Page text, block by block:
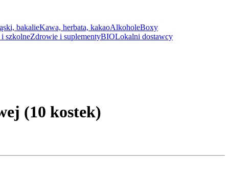
bakalieKawa, herbata, kakaoAlkoholeBoxy
szkolneZdrowie i suplementyBIOLokalni dostawcy
(10 kostek)